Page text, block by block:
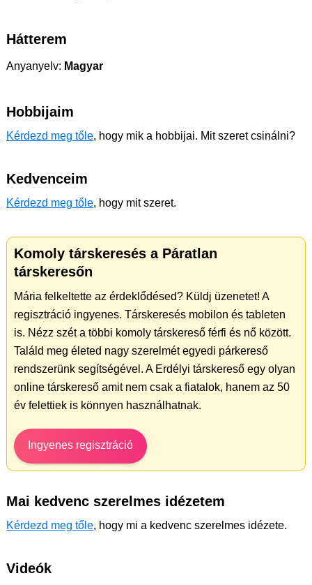
Hátterem
Anyanyelv: Magyar
Hobbijaim
Kérdezd meg tőle, hogy mik a hobbijai. Mit szeret csinálni?
Kedvenceim
Kérdezd meg tőle, hogy mit szeret.
Komoly társkeresés a Páratlan
társkeresőn
Mária felkeltette az érdeklődésed? Küldj üzenetet! A
regisztráció ingyenes. Társkeresés mobilon és tableten
is. Nézz szét a többi komoly társkereső férfi és nő között.
Találd meg életed nagy szerelmét egyedi párkereső
rendszerünk segítségével. A Erdélyi társkereső egy olyan
online társkereső amit nem csak a fiatalok, hanem az 50
év felettiek is könnyen használhatnak.
Ingyenes regisztráció
Mai kedvenc szerelmes idézetem
Kérdezd meg tőle, hogy mi a kedvenc szerelmes idézete.
Videók